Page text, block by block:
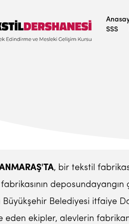
SSS
, bir tekstil
deposundayangın
Belediyesi itfaiye
eden ekipler, alevlerin